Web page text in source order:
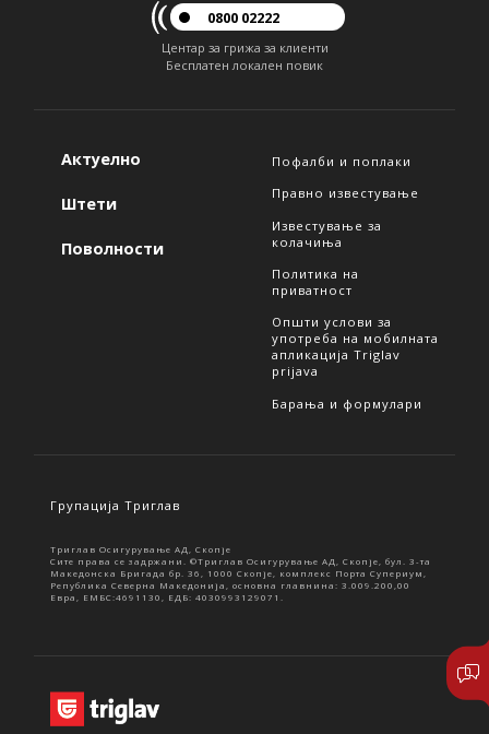
0800 02222
Центар за грижа за клиенти
Бесплатен локален повик
Актуелно
Штети
Поволности
Пофалби и поплаки
Правно известување
Известување за
колачиња
Политика на
приватност
Општи услови за
употреба на мобилната
апликација Triglav
prijava
Барања и формулари
Групација Триглав
Триглав Осигурување АД, Скопје
Сите права се задржани. ©Триглав Осигурување АД, Скопје, бул. 3-та
Македонска Бригада бр. 36, 1000 Скопје, комплекс Порта Супериум,
Република Северна Македонија, основна главнина: 3.009.200,00
Евра, ЕМБС:4691130, ЕДБ: 4030993129071.